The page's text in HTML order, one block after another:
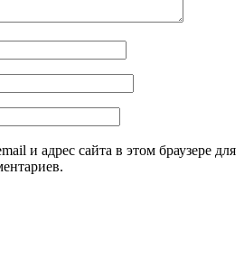
и адрес сайта в этом браузере для